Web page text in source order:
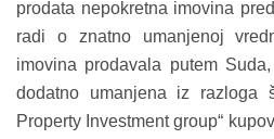
prodata nepokretna imovina
radi o znatno umanjenoj
imovina prodavala putem
dodatno umanjena iz razloga
Property Investment group“